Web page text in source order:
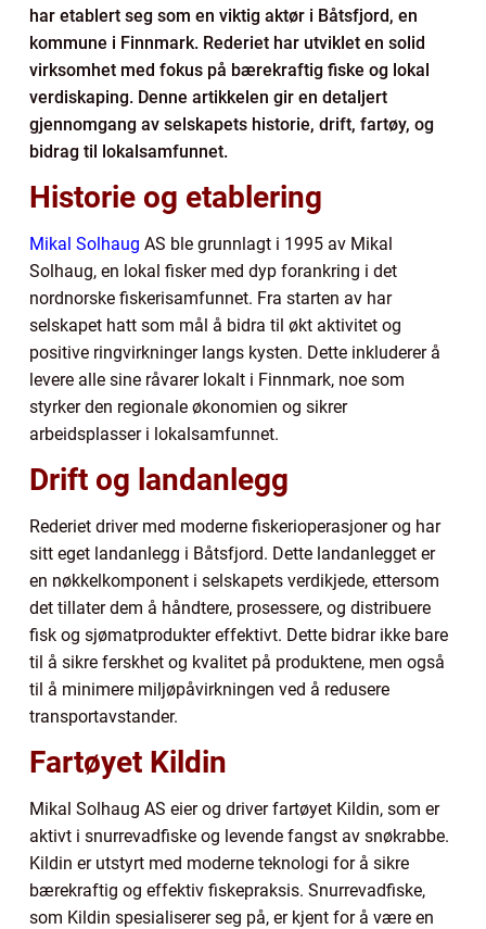
har etablert seg som en viktig aktør i Båtsfjord, en
kommune i Finnmark. Rederiet har utviklet en solid
virksomhet med fokus på bærekraftig fiske og lokal
verdiskaping. Denne artikkelen gir en detaljert
gjennomgang av selskapets historie, drift, fartøy, og
bidrag til lokalsamfunnet.
Historie og etablering
Mikal Solhaug AS ble grunnlagt i 1995 av Mikal
Solhaug, en lokal fisker med dyp forankring i det
nordnorske fiskerisamfunnet. Fra starten av har
selskapet hatt som mål å bidra til økt aktivitet og
positive ringvirkninger langs kysten. Dette inkluderer å
levere alle sine råvarer lokalt i Finnmark, noe som
styrker den regionale økonomien og sikrer
arbeidsplasser i lokalsamfunnet.
Drift og landanlegg
Rederiet driver med moderne fiskerioperasjoner og har
sitt eget landanlegg i Båtsfjord. Dette landanlegget er
en nøkkelkomponent i selskapets verdikjede, ettersom
det tillater dem å håndtere, prosessere, og distribuere
fisk og sjømatprodukter effektivt. Dette bidrar ikke bare
til å sikre ferskhet og kvalitet på produktene, men også
til å minimere miljøpåvirkningen ved å redusere
transportavstander.
Fartøyet Kildin
Mikal Solhaug AS eier og driver fartøyet Kildin, som er
aktivt i snurrevadfiske og levende fangst av snøkrabbe.
Kildin er utstyrt med moderne teknologi for å sikre
bærekraftig og effektiv fiskepraksis. Snurrevadfiske,
som Kildin spesialiserer seg på, er kjent for å være en